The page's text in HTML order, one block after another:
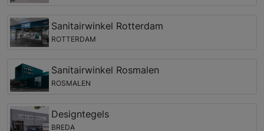
Sanitairwinkel Rotterdam
ROTTERDAM
Sanitairwinkel Rosmalen
ROSMALEN
Designtegels
BREDA